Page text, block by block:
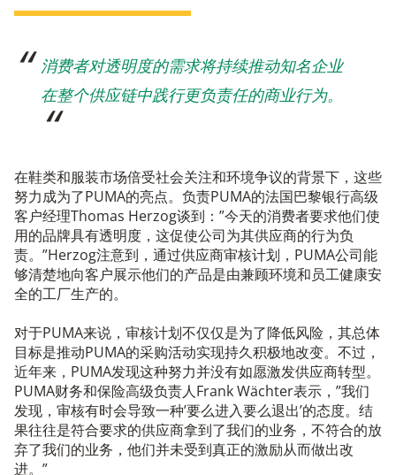
消费者对透明度的需求将持续推动知名企业
在整个供应链中践行更负责任的商业行为。
在鞋类和服装市场倍受社会关注和环境争议的背景下，这些
努力成为了PUMA的亮点。负责PUMA的法国巴黎银行高级
客户经理Thomas Herzog谈到：”今天的消费者要求他们使
用的品牌具有透明度，这促使公司为其供应商的行为负
责。”Herzog注意到，通过供应商审核计划，PUMA公司能
够清楚地向客户展示他们的产品是由兼顾环境和员工健康安
全的工厂生产的。
对于PUMA来说，审核计划不仅仅是为了降低风险，其总体
目标是推动PUMA的采购活动实现持久积极地改变。不过，
近年来，PUMA发现这种努力并没有如愿激发供应商转型。
PUMA财务和保险高级负责人Frank Wächter表示，”我们
发现，审核有时会导致一种’要么进入要么退出’的态度。结
果往往是符合要求的供应商拿到了我们的业务，不符合的放
弃了我们的业务，他们并未受到真正的激励从而做出改
进。”